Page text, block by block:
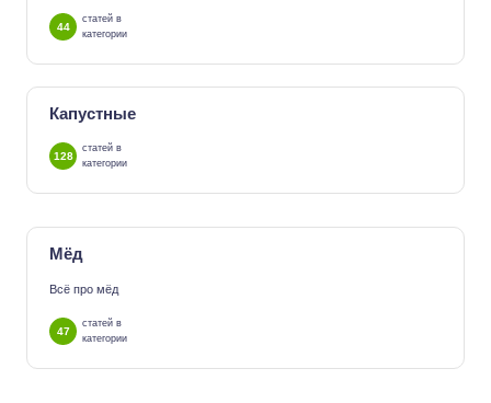
44
статей в
категории
Капустные
128
статей в
категории
Мёд
Всё про мёд
47
статей в
категории